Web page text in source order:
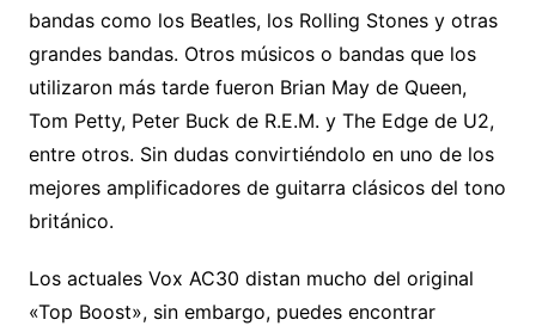
bandas como los Beatles, los Rolling Stones y otras
grandes bandas. Otros músicos o bandas que los
utilizaron más tarde fueron Brian May de Queen,
Tom Petty, Peter Buck de R.E.M. y The Edge de U2,
entre otros. Sin dudas convirtiéndolo en uno de los
mejores amplificadores de guitarra clásicos del tono
británico.
Los actuales Vox AC30 distan mucho del original
«Top Boost», sin embargo, puedes encontrar